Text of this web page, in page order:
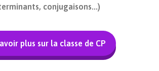
conjugaisons...)
plus sur la classe de CP